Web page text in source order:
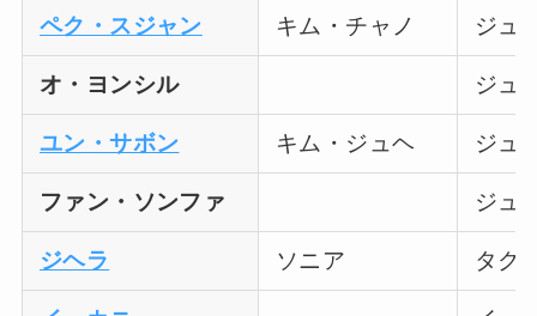
ペク・スジャン キム・チャノ ジュ
オ・ヨンシル ジュ
ユン・サボン キム・ジュヘ ジュ
ファン・ソンファ ジュ
ジヘラ ソニア タク